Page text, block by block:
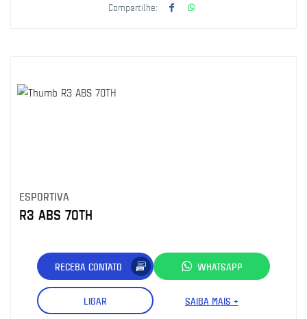
Compartilhe:
ESPORTIVA
R3 ABS 70TH
RECEBA CONTATO WHATSAPP
LIGAR SAIBA MAIS +